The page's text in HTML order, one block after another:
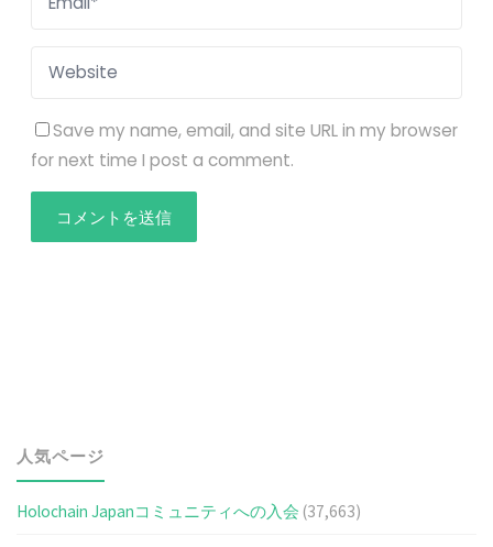
Save my name, email, and site URL in my browser
for next time I post a comment.
人気ページ
Holochain Japanコミュニティへの入会 (37,663)